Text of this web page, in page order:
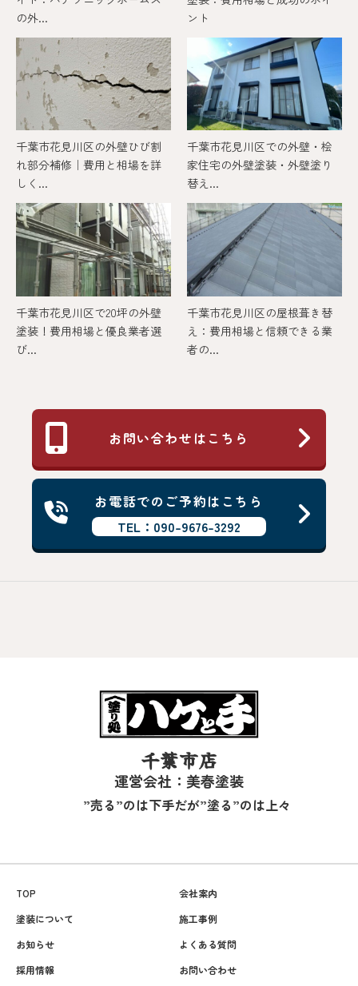
の外...
ント
千葉市花見川区の外壁ひび割
れ部分補修｜費用と相場を詳
しく...
千葉市花見川区での外壁・桧
家住宅の外壁塗装・外壁塗り
替え...
千葉市花見川区で20坪の外壁
塗装！費用相場と優良業者選
び...
千葉市花見川区の屋根葺き替
え：費用相場と信頼できる業
者の...
お問い合わせはこちら
お電話でのご予約はこちら
TEL：090-9676-3292
千葉市店
運営会社：美春塗装
”売る”のは下手だが”塗る”のは上々
TOP
会社案内
塗装について
施工事例
お知らせ
よくある質問
採用情報
お問い合わせ